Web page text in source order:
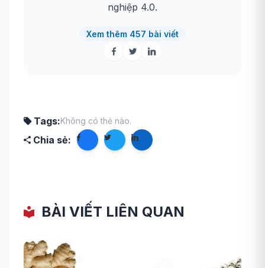
nghiệp 4.0.
Xem thêm 457 bài viết
Tags:Không có thẻ nào.
Chia sẻ:
BÀI VIẾT LIÊN QUAN